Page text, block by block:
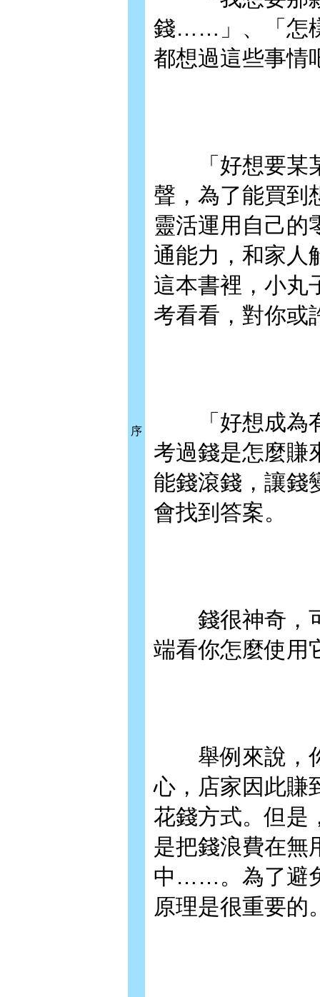
序
錢……」、「怎
都想過這些事情
「好想要某某
聲，為了能買到
靈活運用自己的
通能力，和家人
這本書裡，小丸
考看看，對你或
「好想成為有
考過錢是怎麼賺
能錢滾錢，讓錢
會找到答案。
錢很神奇，可
端看你怎麼使用
舉例來說，你
心，店家因此賺
花錢方式。但是
是把錢浪費在無
中……。為了避
原理是很重要的